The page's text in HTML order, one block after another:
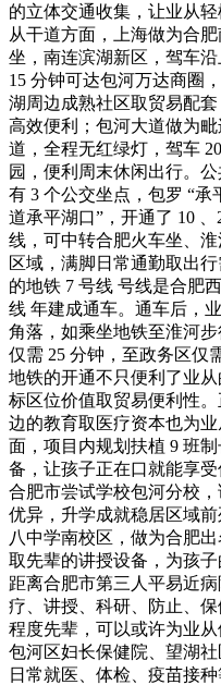
的立体交通收集，让业从
从干道方面，上海做为合
坐，南连滨湖新区，驾车沿
15 分钟可达包河万达商圈
湖周边成熟社区取贸易配
高效便利；包河大道做为
道，全程无红绿灯，驾车
园，便利周末休闲出行。
有 3 个公交坐点，包罗 “承
道承平湖口”，开通了 10
线，可中转合肥火车坐、
区域，满脚日常通勤取出
的地铁 7 号线 号线是合肥
线 年建成通车。通车后，
角落，如乘坐地铁至淮河
仅需 25 分钟，至政务区仅
地铁的开通不只便利了业
标区位价值取贸易便利性
边的教育取医疗资本也为
面，项目内规划扶植 9 班
备，让孩子正在口就能享
合肥市尝试学校包河分校
优异，升学成就稳居区域
八中学南校区，做为合肥
取先辈的讲授设备，为孩
距离合肥市第三人平易近
疗、讲授、科研、防止、
程度先辈，可以或许为业
包河区妇长保健院、望湖
日常就医、体检、疫苗接